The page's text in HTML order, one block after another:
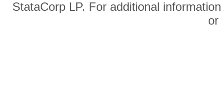
StataCorp LP. For additional
or